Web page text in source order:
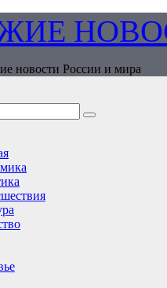
новости России и мира